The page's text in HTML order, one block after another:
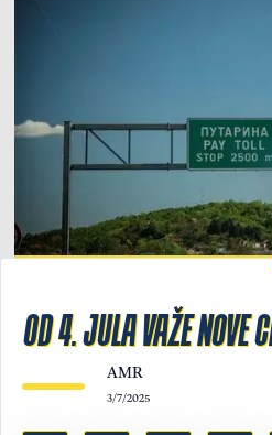
OD 4. JULA VAŽE NOVE
AMR
3/7/2025